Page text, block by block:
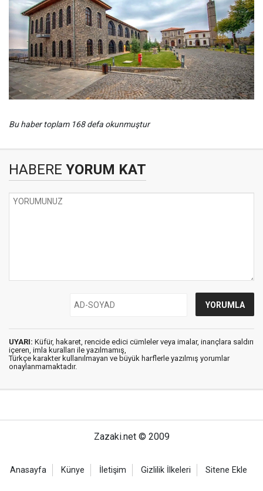
Bu haber toplam 168 defa okunmuştur
HABERE YORUM KAT
UYARI: Küfür, hakaret, rencide edici cümleler veya imalar, inançlara saldırı
içeren, imla kuralları ile yazılmamış,
Türkçe karakter kullanılmayan ve büyük harflerle yazılmış yorumlar
onaylanmamaktadır.
Zazaki.net © 2009
Anasayfa Künye İletişim Gizlilik İlkeleri Sitene Ekle